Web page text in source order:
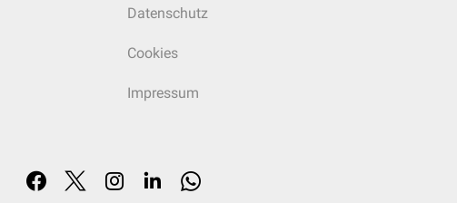
Datenschutz
Cookies
Impressum